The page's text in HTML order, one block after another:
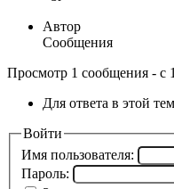
Автор
Сообщения
Просмотр 1 сообщения - с
Для ответа в этой
Войти
Имя пользователя:
Пароль: